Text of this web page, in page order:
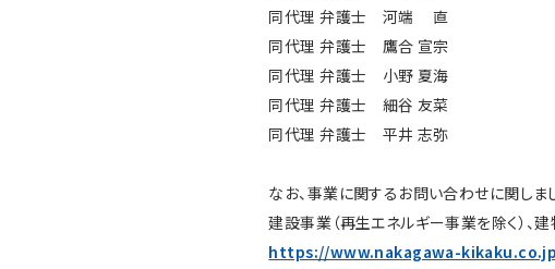
同代理 弁護士 河端 直
同代理 弁護士 鷹合 宣宗
同代理 弁護士 小野 夏海
同代理 弁護士 細谷 友菜
同代理 弁護士 平井 志弥
なお、事業に関するお問い合わせに関しま
建設事業（再生エネルギー事業を除く）、
https://www.nakagawa-